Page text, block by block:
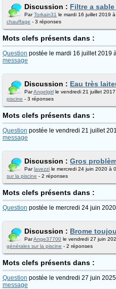
Discussion : Filtre a
ParTorkain31 le mardi 16 juillet 2019
chauffage - 3 réponses
Mots clefs présents dans :
Question postée le mardi 16 juillet 2019
message
Discussion : Eau très
ParAngelgirl le vendredi 21 juillet
piscine - 3 réponses
Mots clefs présents dans :
Question postée le vendredi 21 juillet
message
Discussion : Gros
Parlavezzi le mercredi 24 juin 2020 à
sur la piscine - 2 réponses
Mots clefs présents dans :
Question postée le mercredi 24 juin
Discussion : Brome
ParAnge37700 le vendredi 27 juin
générales sur la piscine - 2 réponses
Mots clefs présents dans :
Question postée le vendredi 27 juin
message